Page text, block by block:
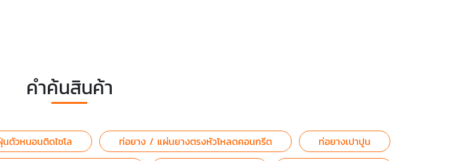
คำค้นสินค้า
ตัวหนอนติดไซโล ท่อยาง / แผ่นยางตรงหัวโหลดคอนกรีต
ท่อยางเปาปูน